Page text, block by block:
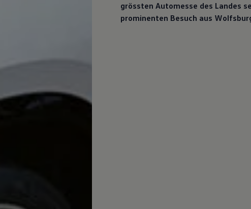
grössten Automesse des Landes
prominenten Besuch aus